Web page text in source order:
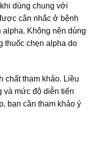
dùng chung với
cân nhắc ở bệnh
Không nên dùng
thuốc chẹn alpha do
chất tham khảo. Liều
và mức độ diễn tiến
bạn cần tham khảo ý